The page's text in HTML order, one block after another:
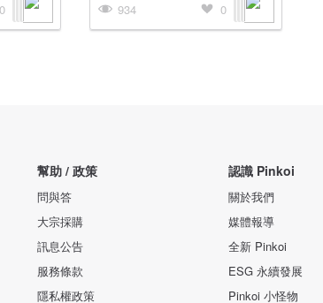
0 934 0
幫助 / 政策
問與答
大宗採購
訊息公告
服務條款
隱私權政策
認識 Pinkoi
關於我們
媒體報導
全新 Pinkoi
ESG 永續發展
Pinkoi 小怪物